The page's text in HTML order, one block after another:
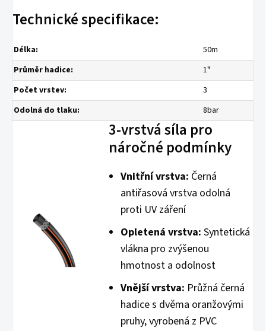
Technické specifikace:
Délka:
50m
Průměr hadice:
1"
Počet vrstev:
3
Odolná do tlaku:
8bar
3-vrstvá síla pro
náročné podmínky
Vnitřní vrstva: Černá
antiřasová vrstva odolná
proti UV záření
Opletená vrstva: Syntetická
vlákna pro zvýšenou
hmotnost a odolnost
Vnější vrstva: Průžná černá
hadice s dvěma oranžovými
pruhy, vyrobená z PVC